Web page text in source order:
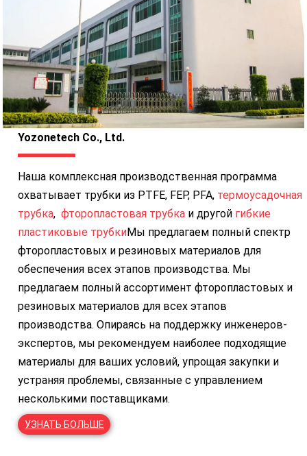
Yozonetech Co., Ltd.
Наша комплексная производственная программа
охватывает трубки из PTFE, FEP, PFA, термоусадочная
трубка, фторопластовая трубка и другой гибкие
пластиковые трубкиМы предлагаем полный спектр
фторопластовых и резиновых материалов для
обеспечения всех этапов производства. Мы
предлагаем полный ассортимент фторопластовых и
резиновых материалов для всех этапов
производства. Опираясь на поддержку инженеров-
экспертов, мы рекомендуем наиболее подходящие
материалы для ваших условий, упрощая закупки и
устраняя проблемы, связанные с управлением
несколькими поставщиками.
УЗНАТЬ БОЛЬШЕ